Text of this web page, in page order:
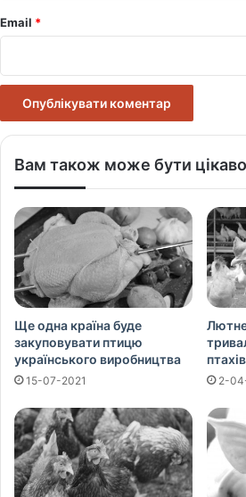
Email *
Вам також може бути цікаво
Ще одна країна буде
закуповувати птицю
українського виробництва
15-07-2021 2-